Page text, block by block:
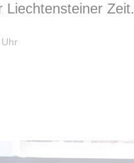
Liechtensteiner Zeit.